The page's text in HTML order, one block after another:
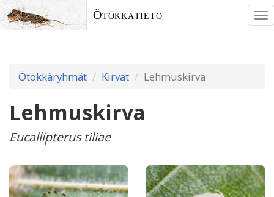
Ötökkätieto
Ötökkäryhmät Kirvat Lehmuskirva
Lehmuskirva
Eucallipterus tiliae